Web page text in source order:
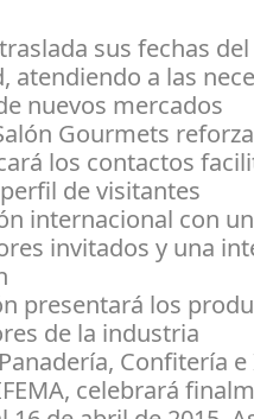
sus fechas
atendiendo a las
nuevos mercados
Gourmets
los contactos
de visitantes
internacional con
invitados y una
presentará los
de la industria
Confitería
celebrará